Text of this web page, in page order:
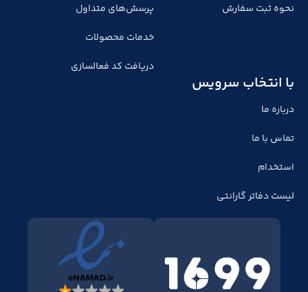
نحوه ثبت سفارش
پرسش‌های متداول
خدمات محصولات
دریافت کد فعالسازی
با انتخاب سرویس
درباره ما
تماس با ما
استخدام
لیست دفاتر گارانتی